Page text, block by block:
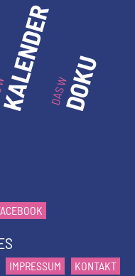
DAS W
DOKU
IMPRESSUM KONTAKT